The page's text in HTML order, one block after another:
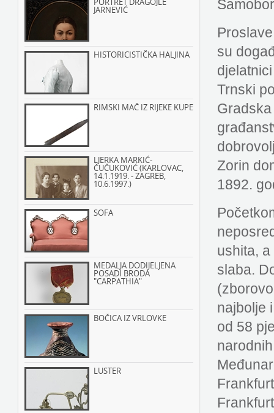
JARNEVIĆ
HISTORICISTIČKA HALJINA
RIMSKI MAČ IZ RIJEKE KUPE
LJERKA MARKIĆ-
ČUČUKOVIĆ (KARLOVAC,
14.1.1919. - ZAGREB,
10.6.1997.)
SOFA
MEDALJA DODIJELJENA
POSADI BRODA
"CARPATHIA"
BOČICA IZ VRLOVKE
LUSTER
su
Trnski
Zorin
1892.
ushita,
slaba.
najbolje
od 58